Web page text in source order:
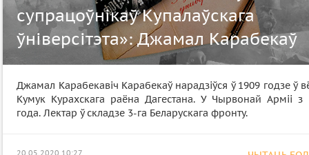
супрацоўнікаў Купалаўскага
ўніверсітэта»: Джамал Карабекаў
Джамал Карабекавіч Карабекаў нарадзіўся ў 1909 годзе ў
Кумук Курахскага раёна Дагестана. У Чырвонай Арміі з
года. Лектар ў складзе 3-га Беларускага фронту.
20.05.2020 10:27